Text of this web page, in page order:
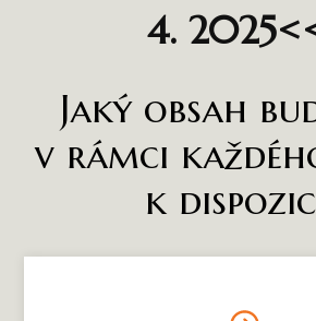
4.
Jaký obsah
v rámci
k